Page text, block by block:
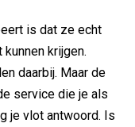
is dat ze echt
krijgen.
daarbij. Maar de
service die je als
je vlot antwoord. Is